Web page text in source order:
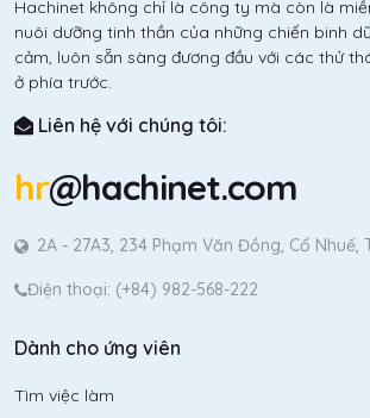
Hachinet không chỉ là công ty mà còn là
nuôi dưỡng tinh thần của những chiến binh
cảm, luôn sẵn sàng đương đầu với các thử
ở phía trước.
Liên hệ với chúng tôi:
hr@hachinet.com
2A - 27A3, 234 Phạm Văn Đồng, Cổ Nhuế,
Điện thoại: (+84) 982-568-222
Dành cho ứng viên
Tìm việc làm